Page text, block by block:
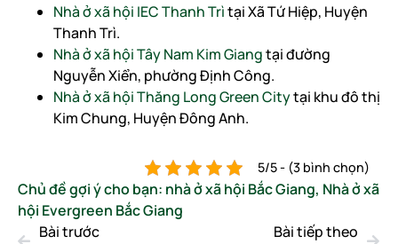
Nhà ở xã hội IEC Thanh Trìtại Xã Tứ Hiệp, Huyện
Thanh Trì.
Nhà ở xã hội Tây Nam Kim Giangtại đường
Nguyễn Xiển, phường Định Công.
Nhà ở xã hội Thăng Long Green Citytại khu đô thị
Kim Chung, Huyện Đông Anh.
5/5 - (3 bình chọn)
Chủ đề gợi ý cho bạn: nhà ở xã hội Bắc Giang, Nhà ở xã
hội Evergreen Bắc Giang
Bài trước
Bài tiếp theo